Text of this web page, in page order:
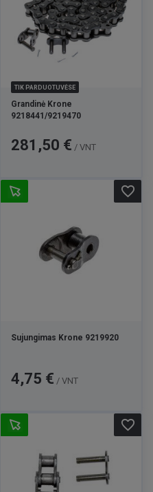
TIK PARDUOTUVĖSE
Grandinė Krone
9218441/9219470
Kaina
281,50 € / VNT
Sujungimas Krone 9219920
Kaina
4,75 € / VNT
favorite_border
favorite_border